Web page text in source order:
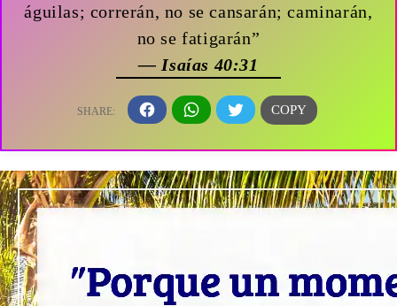
águilas; correrán, no se cansarán; caminarán,
no se fatigarán”
— Isaías 40:31